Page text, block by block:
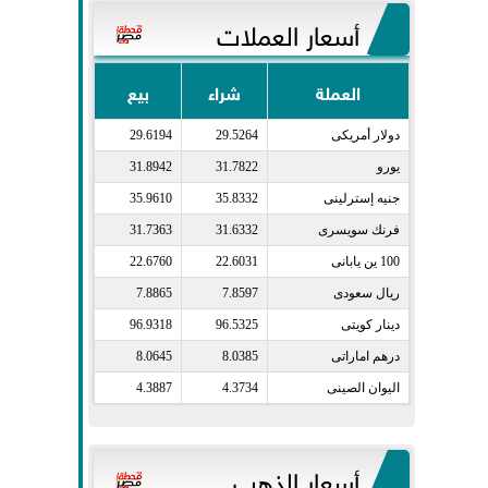
أسعار العملات
العملة شراء بيع
دولار أمريكى​ 29.5264
29.6194
يورو​ 31.7822
31.8942
جنيه إسترلينى​ 35.8332
35.9610
فرنك سويسرى​ 31.6332
31.7363
100 ين يابانى​ 22.6031
22.6760
ريال سعودى​ 7.8597
7.8865
دينار كويتى​ 96.5325
96.9318
درهم اماراتى​ 8.0385
8.0645
اليوان الصينى​ 4.3734
4.3887
أسعار الذهب